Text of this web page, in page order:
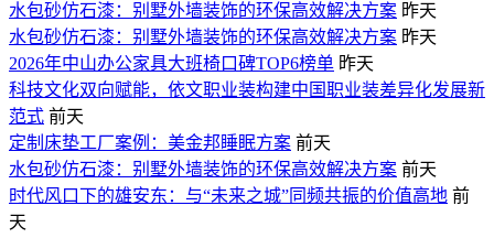
水包砂仿石漆：别墅外墙装饰的环保高效解决方案 昨天
水包砂仿石漆：别墅外墙装饰的环保高效解决方案 昨天
2026年中山办公家具大班椅口碑TOP6榜单 昨天
科技文化双向赋能，依文职业装构建中国职业装差异化发展新
范式 前天
定制床垫工厂案例：美金邦睡眠方案 前天
水包砂仿石漆：别墅外墙装饰的环保高效解决方案 前天
时代风口下的雄安东：与“未来之城”同频共振的价值高地 前
天